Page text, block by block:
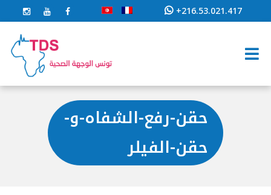
+216.53.021.417
حقن-رفع-الشفاه-و-
حقن-الفيلر